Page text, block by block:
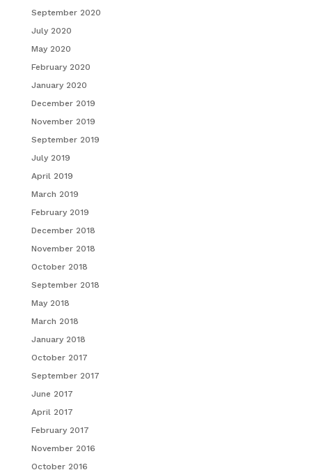
September 2020
July 2020
May 2020
February 2020
January 2020
December 2019
November 2019
September 2019
July 2019
April 2019
March 2019
February 2019
December 2018
November 2018
October 2018
September 2018
May 2018
March 2018
January 2018
October 2017
September 2017
June 2017
April 2017
February 2017
November 2016
October 2016